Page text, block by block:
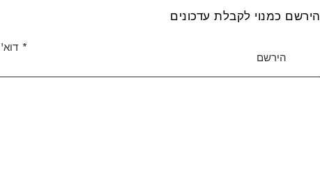
הירשם כמנוי לקבלת עדכונים
הירשם